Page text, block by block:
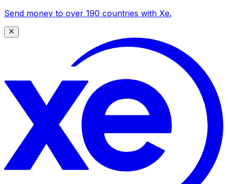
Send money to over 190 countries with Xe.